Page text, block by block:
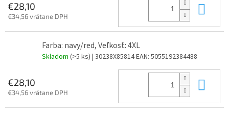
€28,10
€34,56 vrátane DPH
Farba: navy/red, Veľkosť: 4XL
Skladom (>5 ks) | 30238X85814EAN: 5055192384488
€28,10
€34,56 vrátane DPH